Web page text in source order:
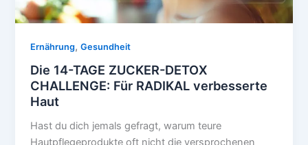
Ernährung,Gesundheit
Die 14-TAGE ZUCKER-DETOX
CHALLENGE: Für RADIKAL verbesserte
Haut
Hast du dich jemals gefragt, warum teure
Hautpflegeprodukte oft nicht die versprochenen